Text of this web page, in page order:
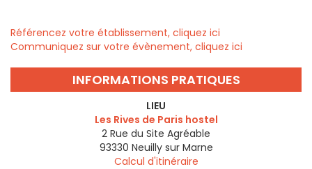
Référencez votre établissement, cliquez ici
Communiquez sur votre évènement, cliquez ici
INFORMATIONS PRATIQUES
LIEU
Les Rives de Paris hostel
2 Rue du Site Agréable
93330 Neuilly sur Marne
Calcul d'itinéraire